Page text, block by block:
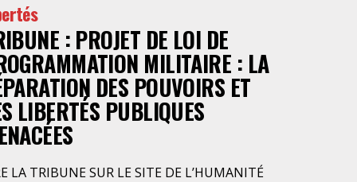
: PROJET DE LOI DE
MILITAIRE : LA
DES POUVOIRS ET
LIBERTÉS PUBLIQUES
LA TRIBUNE SUR LE SITE DE L’HUMANITÉ